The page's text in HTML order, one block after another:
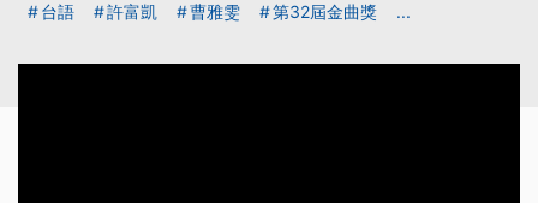
台語 許富凱 曹雅雯 第32屆金曲獎 ...